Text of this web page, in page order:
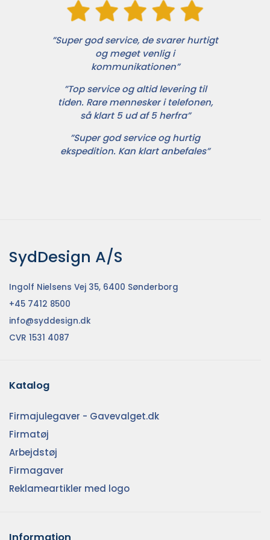
”Super god service, de svarer hurtigt
og meget venlig i
kommunikationen”
”Top service og altid levering til
tiden. Rare mennesker i telefonen,
så klart 5 ud af 5 herfra”
”Super god service og hurtig
ekspedition. Kan klart anbefales”
SydDesign A/S
Ingolf Nielsens Vej 35, 6400 Sønderborg
+45 7412 8500
info@syddesign.dk
CVR 1531 4087
Katalog
Firmajulegaver - Gavevalget.dk
Firmatøj
Arbejdstøj
Firmagaver
Reklameartikler med logo
Information